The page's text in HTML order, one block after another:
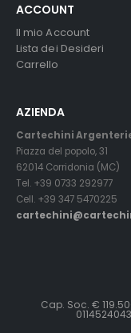
ACCOUNT
Il mio Account
Lista dei Desideri
Carrello
AZIENDA
Cartechini
Piazza del popolo, 31
62014 Corridonia (MC)
Tel. +39 0733 292977
Cell. +39 347 5470225
Cap. Soc. €